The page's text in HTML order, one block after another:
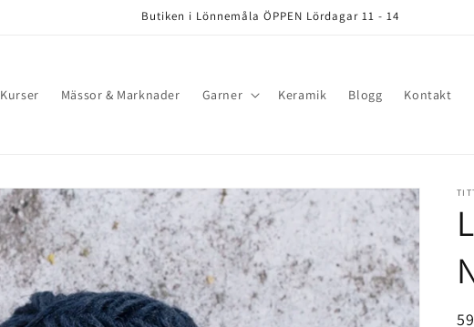
Butiken i Lönnemåla ÖPPEN Lördagar 11 - 14
Kurser Mässor & Marknader Garner Keramik Blogg Kontakt